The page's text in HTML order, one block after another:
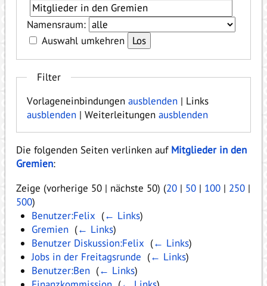
Namensraum:
Auswahl umkehren
Filter
Vorlageneinbindungenausblenden | Links
ausblenden | Weiterleitungenausblenden
Die folgenden Seiten verlinken auf Mitglieder in den
Gremien:
Zeige (vorherige 50 | nächste 50) (20 | 50 | 100 | 250 |
500)
Benutzer:Felix (← Links)
Gremien‎ (← Links)
Benutzer Diskussion:Felix (← Links)
Jobs in der Freitagsrunde (← Links)
Benutzer:Ben‎ (← Links)